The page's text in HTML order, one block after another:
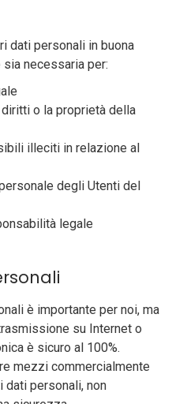
dati personali in buona
necessaria per:
o la proprietà della
illeciti in relazione al
degli Utenti del
legale
è importante per noi, ma
su Internet o
è sicuro al 100%.
mezzi commercialmente
personali, non